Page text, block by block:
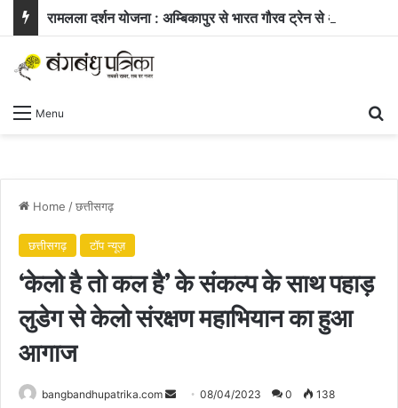
Menu
Home /छत्तीसगढ़
छत्तीसगढ़ टॉप न्यूज़
‘केलो है तो कल है’ के संकल्प के साथ पहाड़
लुडेग से केलो संरक्षण महाभियान का हुआ
आगाज
bangbandhupatrika.com
Send08/04/2023 0 138